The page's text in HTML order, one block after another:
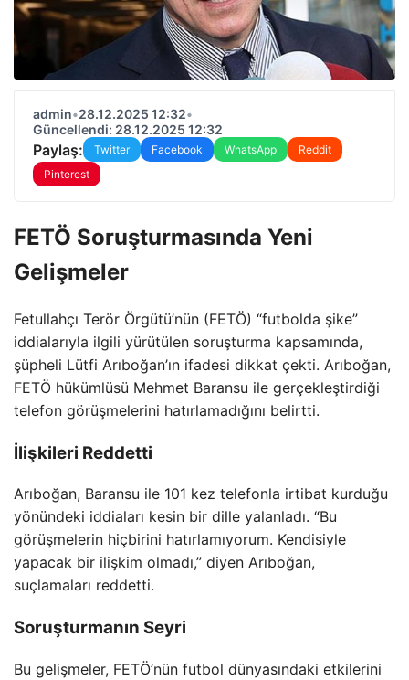
admin•28.12.2025 12:32•
Güncellendi: 28.12.2025 12:32
Paylaş: Twitter Facebook WhatsApp
Reddit
Pinterest
FETÖ Soruşturmasında Yeni
Gelişmeler
Fetullahçı Terör Örgütü’nün (FETÖ) “futbolda şike”
iddialarıyla ilgili yürütülen soruşturma kapsamında,
şüpheli Lütfi Arıboğan’ın ifadesi dikkat çekti. Arıboğan,
FETÖ hükümlüsü Mehmet Baransu ile gerçekleştirdiği
telefon görüşmelerini hatırlamadığını belirtti.
İlişkileri Reddetti
Arıboğan, Baransu ile 101 kez telefonla irtibat kurduğu
yönündeki iddiaları kesin bir dille yalanladı. “Bu
görüşmelerin hiçbirini hatırlamıyorum. Kendisiyle
yapacak bir ilişkim olmadı,” diyen Arıboğan,
suçlamaları reddetti.
Soruşturmanın Seyri
Bu gelişmeler, FETÖ’nün futbol dünyasındaki etkilerini